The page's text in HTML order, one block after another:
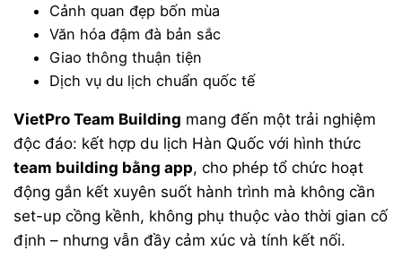
Cảnh quan đẹp bốn mùa
Văn hóa đậm đà bản sắc
Giao thông thuận tiện
Dịch vụ du lịch chuẩn quốc tế
VietPro Team Building mang đến một trải nghiệm
độc đáo: kết hợp du lịch Hàn Quốc với hình thức
team building bằng app, cho phép tổ chức hoạt
động gắn kết xuyên suốt hành trình mà không cần
set-up cồng kềnh, không phụ thuộc vào thời gian cố
định – nhưng vẫn đầy cảm xúc và tính kết nối.